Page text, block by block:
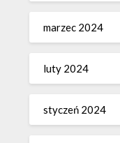
marzec 2024
luty 2024
styczeń 2024